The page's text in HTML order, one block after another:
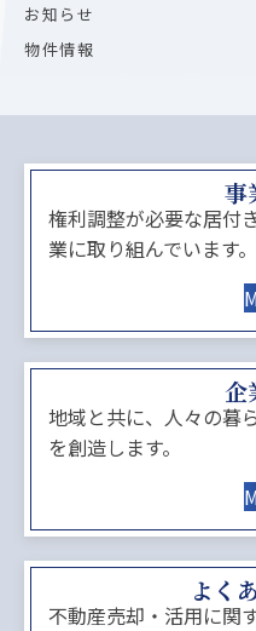
お知らせ
物件情報
事
権利調整が必要な居付
業に取り組んでいます。
企
地域と共に、人々の暮
を創造します。
よく
不動産売却・活用に関